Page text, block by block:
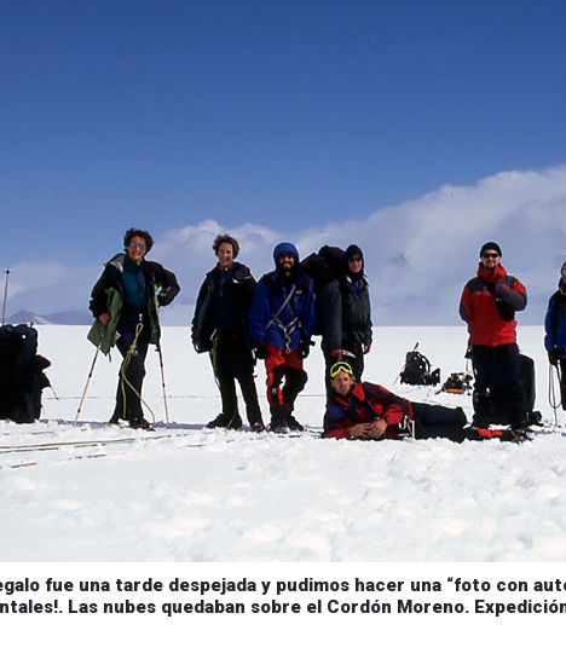
fue una tarde despejada y pudimos hacer una “foto con
Las nubes quedaban sobre el Cordón Moreno.